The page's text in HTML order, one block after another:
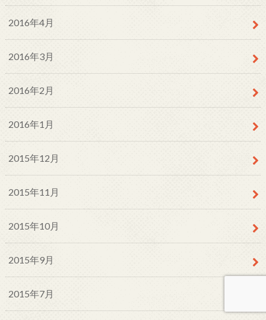
2016年4月
2016年3月
2016年2月
2016年1月
2015年12月
2015年11月
2015年10月
2015年9月
2015年7月